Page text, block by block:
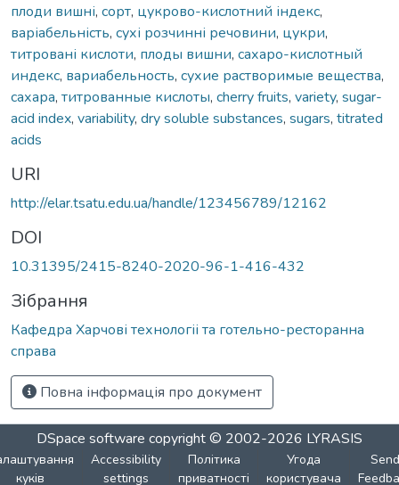
плоди вишні, сорт, цукрово-кислотний індекс,
варіабельність, сухі розчинні речовини, цукри,
титровані кислоти, плоды вишни, сахаро-кислотный
индекс, вариабельность, сухие растворимые вещества,
сахара, титрованные кислоты, cherry fruits, variety, sugar-
acid index, variability, dry soluble substances, sugars, titrated
acids
URI
http://elar.tsatu.edu.ua/handle/123456789/12162
DOI
10.31395/2415-8240-2020-96-1-416-432
Зібрання
Кафедра Харчові технологіі та готельно-ресторанна
справа
Повна інформація про документ
DSpace software copyright © 2002-2026 LYRASIS
куків
Accessibility
settings
Політика
приватності
Угода
користувача
Send